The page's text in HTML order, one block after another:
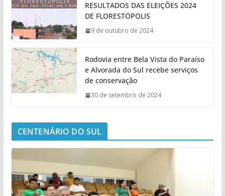
RESULTADOS DAS ELEIÇÕES 2024
DE FLORESTÓPOLIS
9 de outubro de 2024
Rodovia entre Bela Vista do Paraíso
e Alvorada do Sul recebe serviços
de conservação
30 de setembro de 2024
CENTENÁRIO DO SUL